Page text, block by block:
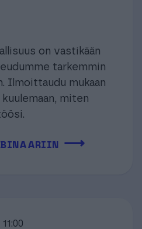
on vastikään
tarkemmin
Ilmoittaudu mukaan
miten
⟶